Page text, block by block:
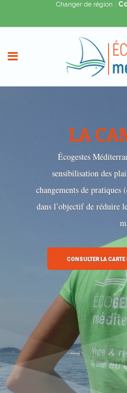
Changer de région :
CONSULTER LA
LA
Écogestes
sensibilisation des
changements de pratiques
dans l’objectif de réduire